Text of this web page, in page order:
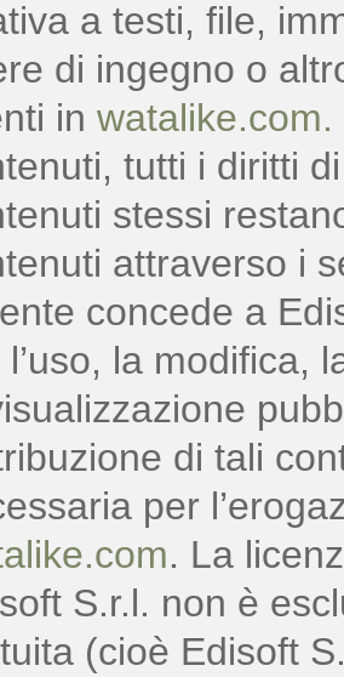
a testi, file,
di ingegno o
in watalike.com.
tutti i diritti
stessi
attraverso i
concede a
l’uso, la modifica,
di tali
per
. La
S.r.l. non è
(cioè Edisoft